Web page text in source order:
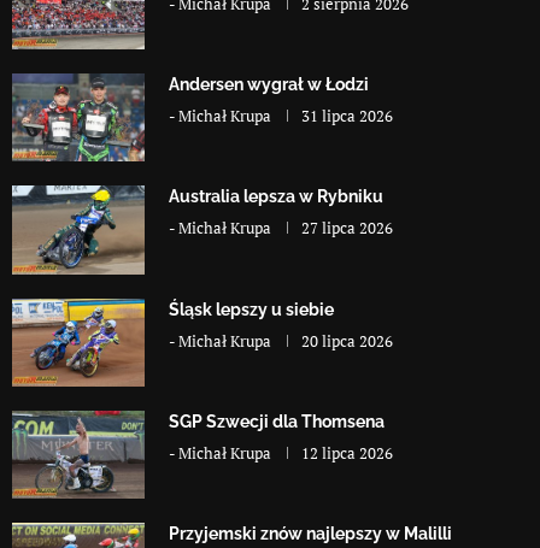
Andersen wygrał w Łodzi
-Michał Krupa 31 lipca 2026
Australia lepsza w Rybniku
-Michał Krupa 27 lipca 2026
Śląsk lepszy u siebie
-Michał Krupa 20 lipca 2026
SGP Szwecji dla Thomsena
-Michał Krupa 12 lipca 2026
Przyjemski znów najlepszy w Malilli